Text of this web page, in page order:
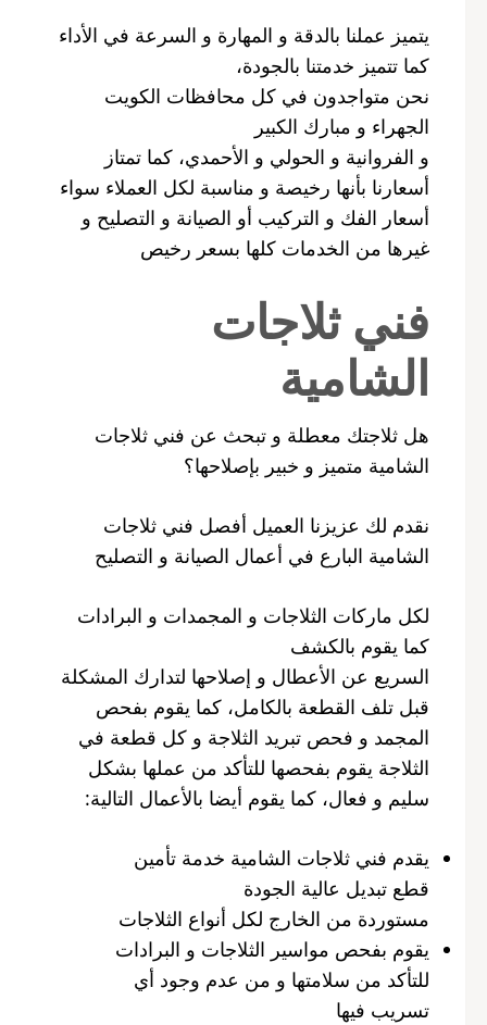
يتميز عملنا بالدقة و المهارة و السرعة في الأداء
كما تتميز خدمتنا بالجودة،
نحن متواجدون في كل محافظات الكويت
الجهراء و مبارك الكبير
و الفروانية و الحولي و الأحمدي، كما تمتاز
أسعارنا بأنها رخيصة و مناسبة لكل العملاء سواء
أسعار الفك و التركيب أو الصيانة و التصليح و
غيرها من الخدمات كلها بسعر رخيص
فني ثلاجات
الشامية
هل ثلاجتك معطلة و تبحث عن فني ثلاجات
الشامية متميز و خبير بإصلاحها؟
نقدم لك عزيزنا العميل أفصل فني ثلاجات
الشامية البارع في أعمال الصيانة و التصليح
لكل ماركات الثلاجات و المجمدات و البرادات
كما يقوم بالكشف
السريع عن الأعطال و إصلاحها لتدارك المشكلة
قبل تلف القطعة بالكامل، كما يقوم بفحص
المجمد و فحص تبريد الثلاجة و كل قطعة في
الثلاجة يقوم بفحصها للتأكد من عملها بشكل
سليم و فعال، كما يقوم أيضا بالأعمال التالية:
يقدم فني ثلاجات الشامية خدمة تأمين
قطع تبديل عالية الجودة
مستوردة من الخارج لكل أنواع الثلاجات
يقوم بفحص مواسير الثلاجات و البرادات
للتأكد من سلامتها و من عدم وجود أي
تسريب فيها